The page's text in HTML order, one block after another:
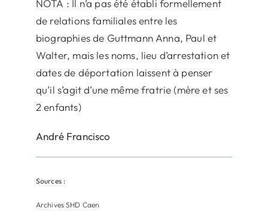
NOTA : Il n’a pas été établi formellement
de relations familiales entre les
biographies de Guttmann Anna, Paul et
Walter, mais les noms, lieu d’arrestation et
dates de déportation laissent à penser
qu’il s’agit d’une même fratrie (mère et ses
2 enfants)
André Francisco
Sources :
Archives SHD Caen